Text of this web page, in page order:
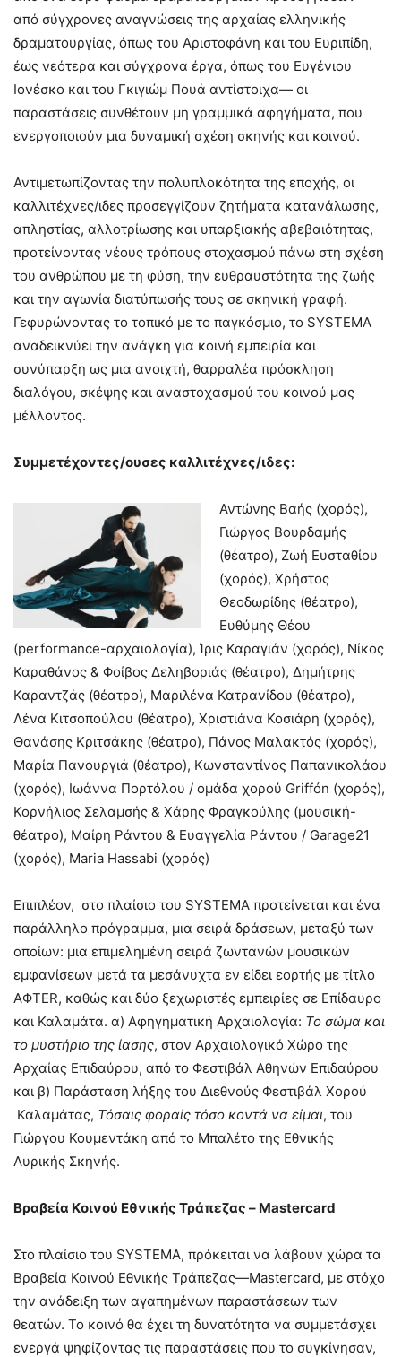
από σύγχρονες αναγνώσεις της αρχαίας ελληνικής
δραματουργίας, όπως του Αριστοφάνη και του Ευριπίδη,
έως νεότερα και σύγχρονα έργα, όπως του Ευγένιου
Ιονέσκο και του Γκιγιώμ Πουά αντίστοιχα— οι
παραστάσεις συνθέτουν μη γραμμικά αφηγήματα, που
ενεργοποιούν μια δυναμική σχέση σκηνής και κοινού.
Αντιμετωπίζοντας την πολυπλοκότητα της εποχής, οι
καλλιτέχνες/ιδες προσεγγίζουν ζητήματα κατανάλωσης,
απληστίας, αλλοτρίωσης και υπαρξιακής αβεβαιότητας,
προτείνοντας νέους τρόπους στοχασμού πάνω στη σχέση
του ανθρώπου με τη φύση, την ευθραυστότητα της ζωής
και την αγωνία διατύπωσής τους σε σκηνική γραφή.
Γεφυρώνοντας το τοπικό με το παγκόσμιο, το SYSTEMA
αναδεικνύει την ανάγκη για κοινή εμπειρία και
συνύπαρξη ως μια ανοιχτή, θαρραλέα πρόσκληση
διαλόγου, σκέψης και αναστοχασμού του κοινού μας
μέλλοντος.
Συμμετέχοντες/ουσες καλλιτέχνες/ιδες:
Αντώνης Βαής (χορός),
Γιώργος Βουρδαμής
(θέατρο), Ζωή Ευσταθίου
(χορός), Χρήστος
Θεοδωρίδης (θέατρο),
Ευθύμης Θέου
(performance-αρχαιολογία), Ίρις Καραγιάν (χορός), Νίκος
Καραθάνος & Φοίβος Δεληβοριάς (θέατρο), Δημήτρης
Καραντζάς (θέατρο), Μαριλένα Κατρανίδου (θέατρο),
Λένα Κιτσοπούλου (θέατρο), Χριστιάνα Κοσιάρη (χορός),
Θανάσης Κριτσάκης (θέατρο), Πάνος Μαλακτός (χορός),
Μαρία Πανουργιά (θέατρο), Κωνσταντίνος Παπανικολάου
(χορός), Ιωάννα Πορτόλου / ομάδα χορού Griffón (χορός),
Κορνήλιος Σελαμσής & Χάρης Φραγκούλης (μουσική-
θέατρο), Μαίρη Ράντου & Ευαγγελία Ράντου / Garage21
(χορός), Maria Hassabi (χορός)
Επιπλέον, στο πλαίσιο του SYSTEMA προτείνεται και ένα
παράλληλο πρόγραμμα, μια σειρά δράσεων, μεταξύ των
οποίων: μια επιμελημένη σειρά ζωντανών μουσικών
εμφανίσεων μετά τα μεσάνυχτα εν είδει εορτής με τίτλο
AΦTER, καθώς και δύο ξεχωριστές εμπειρίες σε Επίδαυρο
και Καλαμάτα. α) Αφηγηματική Αρχαιολογία: Το σώμα και
το μυστήριο της ίασης, στον Αρχαιολογικό Χώρο της
Αρχαίας Επιδαύρου, από το Φεστιβάλ Αθηνών Επιδαύρου
και β) Παράσταση λήξης του Διεθνούς Φεστιβάλ Χορού
Καλαμάτας, Τόσαις φοραίς τόσο κοντά να είμαι, του
Γιώργου Κουμεντάκη από το Μπαλέτο της Εθνικής
Λυρικής Σκηνής.
Βραβεία Kοινού Εθνικής Τράπεζας – Mastercard
Στο πλαίσιο του SYSTEMA, πρόκειται να λάβουν χώρα τα
Βραβεία Κοινού Εθνικής Τράπεζας—Mastercard, με στόχο
την ανάδειξη των αγαπημένων παραστάσεων των
θεατών. Το κοινό θα έχει τη δυνατότητα να συμμετάσχει
ενεργά ψηφίζοντας τις παραστάσεις που το συγκίνησαν,